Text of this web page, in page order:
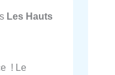
Les Hauts
! Le